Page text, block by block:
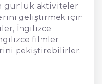
günlük aktiviteler
geliştirmek için
İngilizce
filmler
pekiştirebilirler.